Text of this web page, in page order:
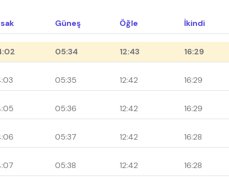
Güneş Öğle İkindi
05:34 12:43 16:29
05:35 12:42 16:29
05:36 12:42 16:29
05:37 12:42 16:28
05:38 12:42 16:28